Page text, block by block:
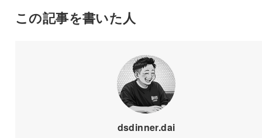
この記事を書いた人
dsdinner.dai